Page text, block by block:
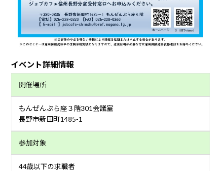
イベント詳細情報
開催場所
もんぜんぷら座３階301会議室
長野市新田町1485-1
参加対象
44歳以下の求職者